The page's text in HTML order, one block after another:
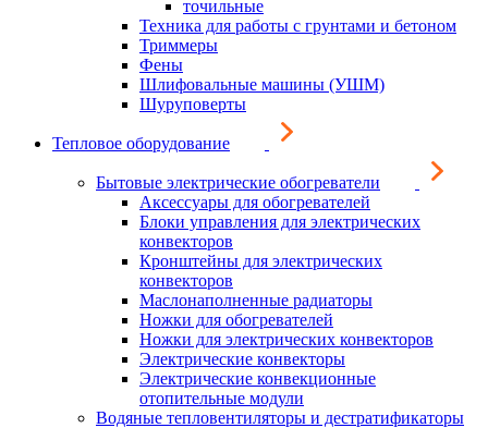
точильные
Техника для работы с грунтами и бетоном
Триммеры
Фены
Шлифовальные машины (УШМ)
Шуруповерты
Тепловое оборудование
Бытовые электрические обогреватели
Аксессуары для обогревателей
Блоки управления для электрических
конвекторов
Кронштейны для электрических
конвекторов
Маслонаполненные радиаторы
Ножки для обогревателей
Ножки для электрических конвекторов
Электрические конвекторы
Электрические конвекционные
отопительные модули
Водяные тепловентиляторы и дестратификаторы